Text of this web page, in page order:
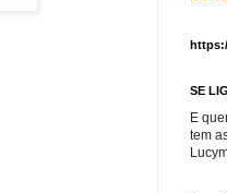
SE
E
tem